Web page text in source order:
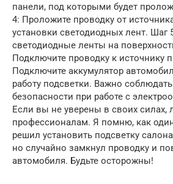
панели, под которыми будет
4: Проложите проводку от
установки светодиодных лент. Шаг
светодиодные ленты на
Подключите проводку к источнику
Подключите аккумулятор
работу подсветки. Важно
безопасности при работе с
Если вы не уверены в своих силах,
профессионалам. Я помню, как
решил установить подсветку
но случайно замкнул проводку и
автомобиля. Будьте осторожны!